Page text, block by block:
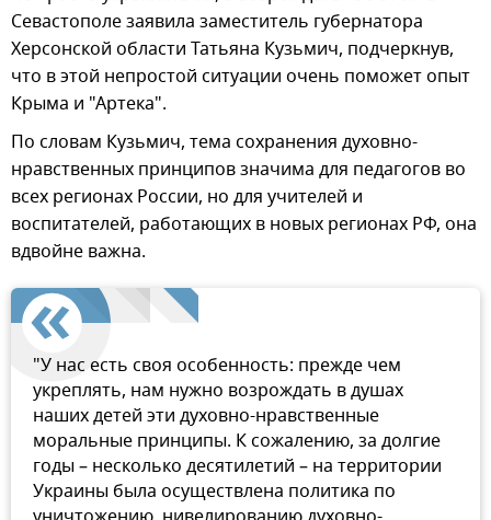
Севастополе заявила заместитель губернатора
Херсонской области Татьяна Кузьмич, подчеркнув,
что в этой непростой ситуации очень поможет опыт
Крыма и "Артека".
По словам Кузьмич, тема сохранения духовно-
нравственных принципов значима для педагогов во
всех регионах России, но для учителей и
воспитателей, работающих в новых регионах РФ, она
вдвойне важна.
"У нас есть своя особенность: прежде чем
укреплять, нам нужно возрождать в душах
наших детей эти духовно-нравственные
моральные принципы. К сожалению, за долгие
годы – несколько десятилетий – на территории
Украины была осуществлена политика по